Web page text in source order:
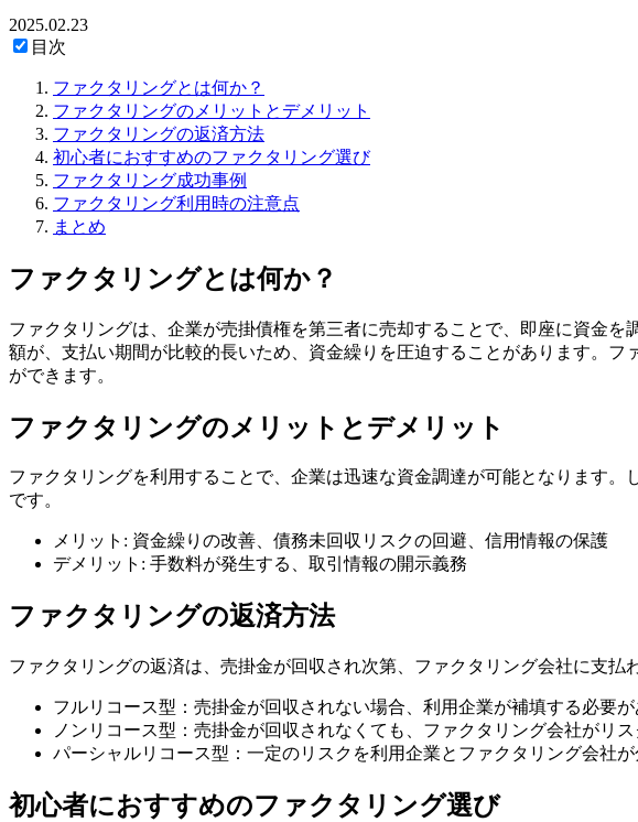
2025.02.23
目次
ファクタリングとは何か？
ファクタリングのメリットとデメリット
ファクタリングの返済方法
初心者におすすめのファクタリング選び
ファクタリング成功事例
ファクタリング利用時の注意点
まとめ
ファクタリングとは何か？
ファクタリングは、企業が売掛債権を第三者に売却することで、即座に資金
額が、支払い期間が比較的長いため、資金繰りを圧迫することがあります。
ができます。
ファクタリングのメリットとデメリット
ファクタリングを利用することで、企業は迅速な資金調達が可能となります
です。
メリット: 資金繰りの改善、債務未回収リスクの回避、信用情報の保護
デメリット: 手数料が発生する、取引情報の開示義務
ファクタリングの返済方法
ファクタリングの返済は、売掛金が回収され次第、ファクタリング会社に支
フルリコース型：売掛金が回収されない場合、利用企業が補填する必要が
ノンリコース型：売掛金が回収されなくても、ファクタリング会社がリス
パーシャルリコース型：一定のリスクを利用企業とファクタリング会社が
初心者におすすめのファクタリング選び